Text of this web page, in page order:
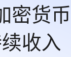
货币
收入